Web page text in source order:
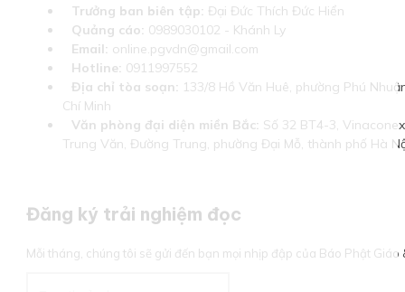
Trưởng ban biên tập: Đại Đức Thích Đức Hiển
Quảng cáo: 0989030102 - Khánh Ly
Email: online.pgvdn@gmail.com
Hotline: 0911997552
Địa chỉ tòa soạn: 133/8 Hồ Văn Huê, phường Phú
Chí Minh
Văn phòng đại diện miền Bắc: Số 32 BT4-3,
Trung Văn, Đường Trung, phường Đại Mỗ, thành phố Hà
Đăng ký trải nghiệm đọc
Mỗi tháng, chúng tôi sẽ gửi đến bạn mọi nhịp đập của Báo Phật Giáo